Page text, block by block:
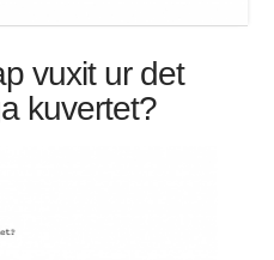
vuxit ur det
kuvertet?